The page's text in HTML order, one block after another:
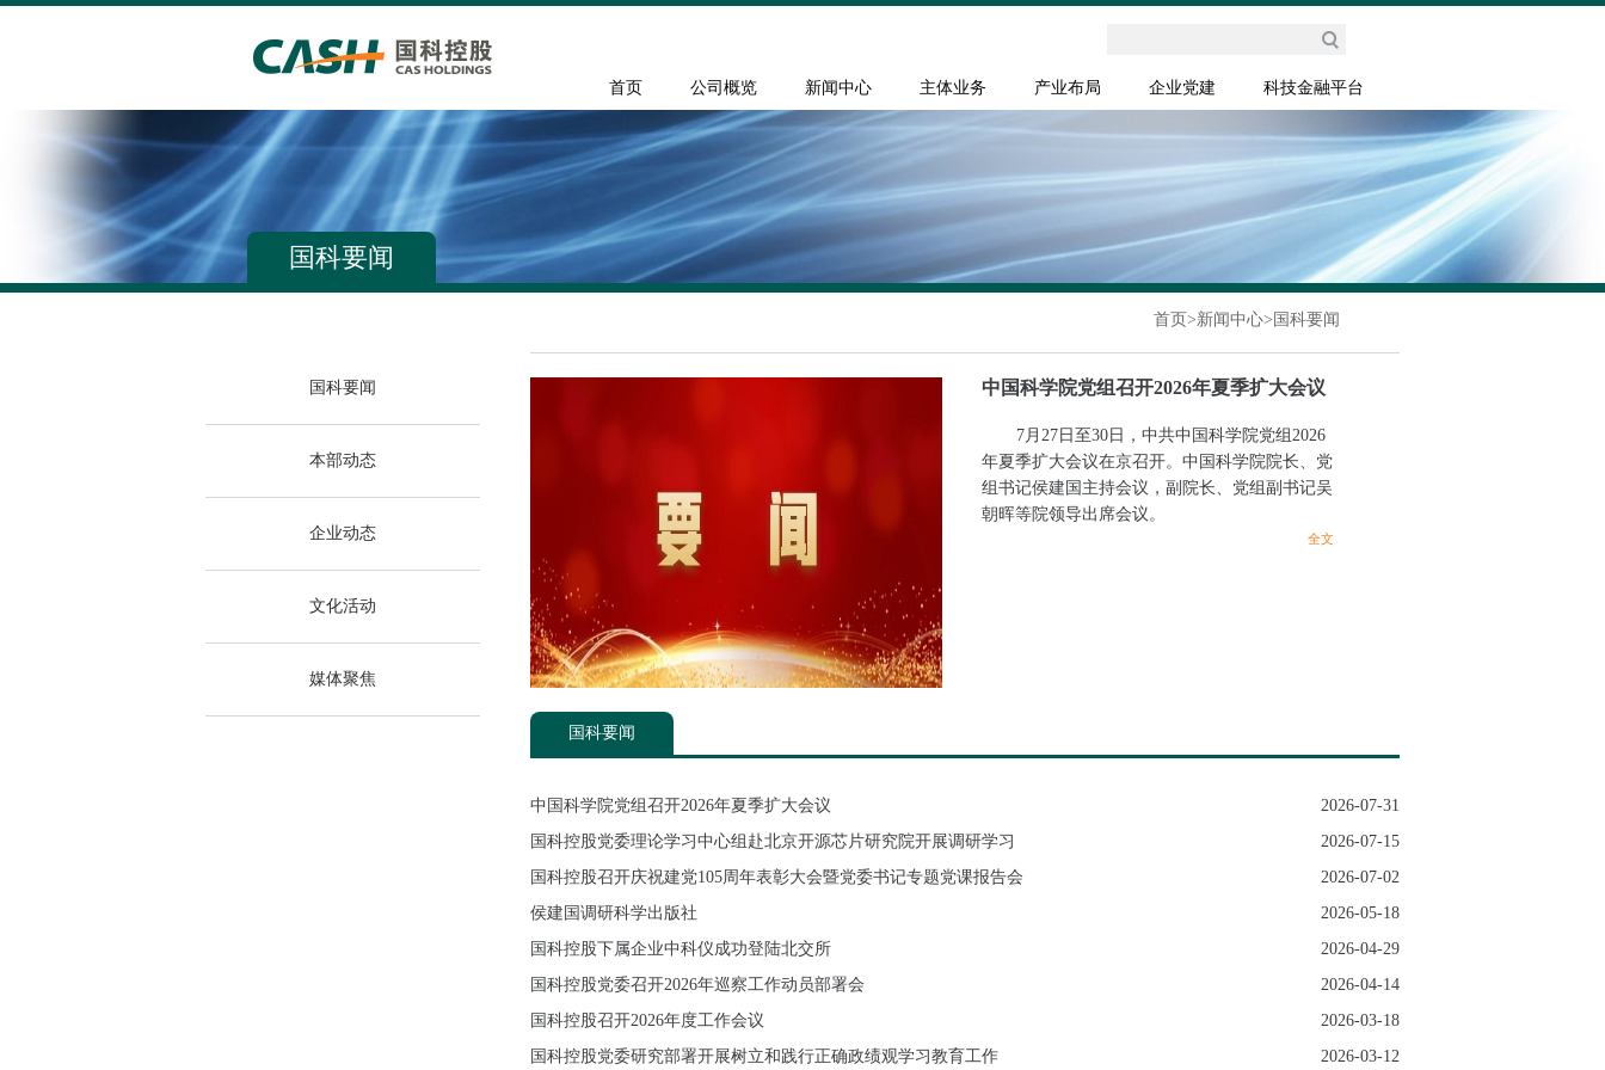
首页 公司概览 新闻中心 主体业务 产业布局 企业党建 科技金融平台
国科要闻
首页 >新闻中心> 国科要闻
国科要闻
本部动态
企业动态
文化活动
媒体聚焦
中国科学院党组召开2026年夏季扩大会议
7月27日至30日，中共中国科学院党组2026
年夏季扩大会议在京召开。中国科学院院长、党
组书记侯建国主持会议，副院长、党组副书记吴
朝晖等院领导出席会议。
全文
国科要闻
中国科学院党组召开2026年夏季扩大会议
2026-07-31
国科控股党委理论学习中心组赴北京开源芯片研究院开展调研学习
2026-07-15
国科控股召开庆祝建党105周年表彰大会暨党委书记专题党课报告会
2026-07-02
侯建国调研科学出版社
2026-05-18
国科控股下属企业中科仪成功登陆北交所
2026-04-29
国科控股党委召开2026年巡察工作动员部署会
2026-04-14
国科控股召开2026年度工作会议
2026-03-18
国科控股党委研究部署开展树立和践行正确政绩观学习教育工作
2026-03-12